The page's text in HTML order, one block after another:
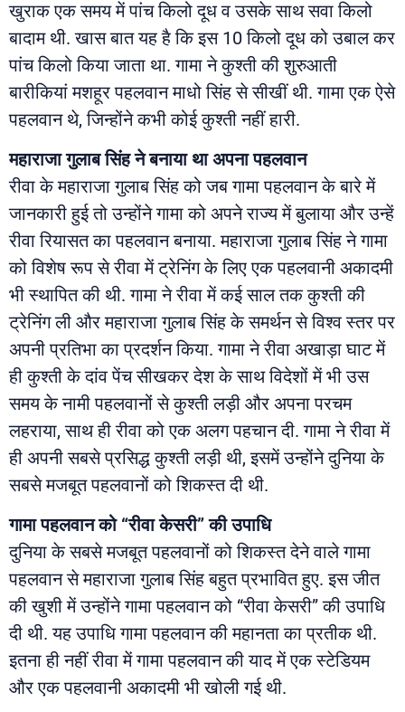
खुराक एक समय में पांच किलो दूध व उसके साथ सवा किलो
बादाम थी. खास बात यह है कि इस 10 किलो दूध को उबाल कर
पांच किलो किया जाता था. गामा ने कुश्ती की शुरुआती
बारीकियां मशहूर पहलवान माधो सिंह से सीखीं थी. गामा एक ऐसे
पहलवान थे, जिन्होंने कभी कोई कुश्ती नहीं हारी.
महाराजा गुलाब सिंह ने बनाया था अपना पहलवान
रीवा के महाराजा गुलाब सिंह को जब गामा पहलवान के बारे में
जानकारी हुई तो उन्होंने गामा को अपने राज्य में बुलाया और उन्हें
रीवा रियासत का पहलवान बनाया. महाराजा गुलाब सिंह ने गामा
को विशेष रूप से रीवा में ट्रेनिंग के लिए एक पहलवानी अकादमी
भी स्थापित की थी. गामा ने रीवा में कई साल तक कुश्ती की
ट्रेनिंग ली और महाराजा गुलाब सिंह के समर्थन से विश्व स्तर पर
अपनी प्रतिभा का प्रदर्शन किया. गामा ने रीवा अखाड़ा घाट में
ही कुश्ती के दांव पेंच सीखकर देश के साथ विदेशों में भी उस
समय के नामी पहलवानों से कुश्ती लड़ी और अपना परचम
लहराया, साथ ही रीवा को एक अलग पहचान दी. गामा ने रीवा में
ही अपनी सबसे प्रसिद्ध कुश्ती लड़ी थी, इसमें उन्होंने दुनिया के
सबसे मजबूत पहलवानों को शिकस्त दी थी.
गामा पहलवान को “रीवा केसरी” की उपाधि
दुनिया के सबसे मजबूत पहलवानों को शिकस्त देने वाले गामा
पहलवान से महाराजा गुलाब सिंह बहुत प्रभावित हुए. इस जीत
की खुशी में उन्होंने गामा पहलवान को “रीवा केसरी” की उपाधि
दी थी. यह उपाधि गामा पहलवान की महानता का प्रतीक थी.
इतना ही नहीं रीवा में गामा पहलवान की याद में एक स्टेडियम
और एक पहलवानी अकादमी भी खोली गई थी.